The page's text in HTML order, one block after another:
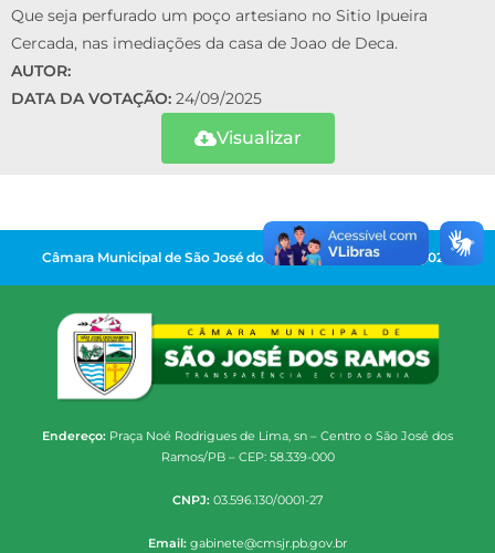
Que seja perfurado um poço artesiano no Sitio Ipueira
Cercada, nas imediações da casa de Joao de Deca.
AUTOR:
DATA DA VOTAÇÃO: 24/09/2025
Visualizar
Câmara Municipal de São José dos Ramos | Gestão 2025-2028
Endereço: Praça Noé Rodrigues de Lima, sn – Centro o São José dos
Ramos/PB – CEP: 58.339-000
CNPJ: 03.596.130/0001-27
Email: gabinete@cmsjr.pb.gov.br